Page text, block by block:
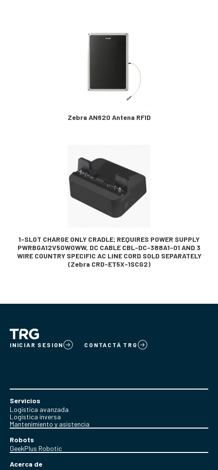
Zebra AN620 Antena RFID
1-SLOT CHARGE ONLY CRADLE; REQUIRES POWER SUPPLY
PWRBGA12V50W0WW, DC CABLE CBL-DC-388A1-01 AND 3
WIRE COUNTRY SPECIFIC AC LINE CORD SOLD SEPARATELY
(Zebra CRD-ET5X-1SCG2)
INICIAR SESION CONTACTÁ TRG
Servicios
Logística avanzada
Logística inversa
Mantenimiento y asistencia
Robots
GeekPlus Robotic
Acerca de